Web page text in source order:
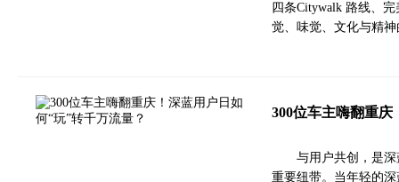
四条Citywalk 路线、
觉、味觉、文化与精
300位车主嗨翻重庆
与用户共创，是
重要纽带。当年轻的